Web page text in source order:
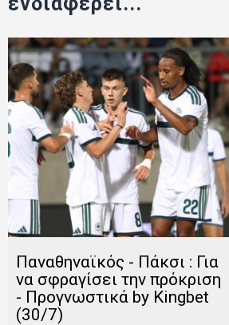
Παναθηναϊκός - Πάκσι : Για
να σφραγίσει την πρόκριση
- Προγνωστικά by Kingbet
(30/7)